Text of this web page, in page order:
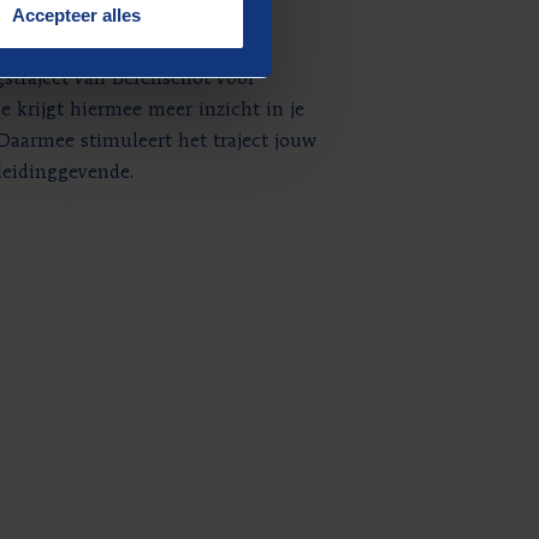
Accepteer alles
van Berenschot voor
krijgt hiermee meer inzicht in je
stimuleert het traject jouw